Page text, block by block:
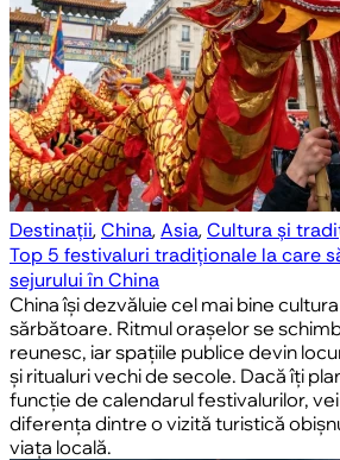
Destinații,China,Asia,Cultura și
Top 5 festivaluri tradiționale la care
sejurului în China
China își dezvăluie cel mai bine
sărbătoare. Ritmul orașelor se
reunesc, iar spațiile publice devin
și ritualuri vechi de secole. Dacă îți
funcție de calendarul festivalurilor,
diferența dintre o vizită turistică
viața locală.